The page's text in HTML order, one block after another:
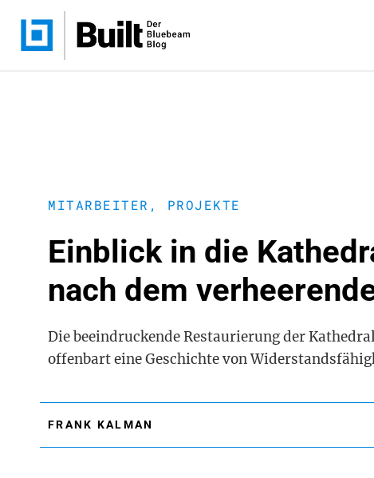
MITARBEITER , PROJEKTE
Einblick in die
nach dem
Die beeindruckende Restaurierung der
offenbart eine Geschichte von
FRANK KALMAN